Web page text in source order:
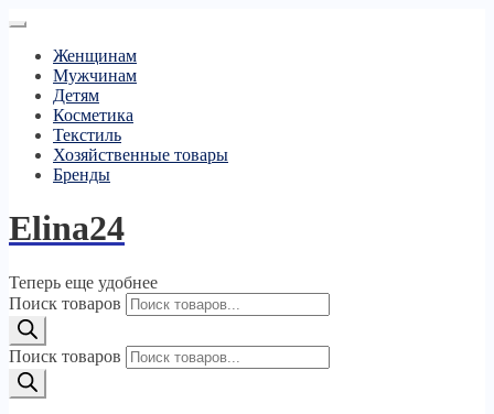
Женщинам
Мужчинам
Детям
Косметика
Текстиль
Хозяйственные товары
Бренды
Elina24
Теперь еще удобнее
Поиск товаров
Поиск товаров